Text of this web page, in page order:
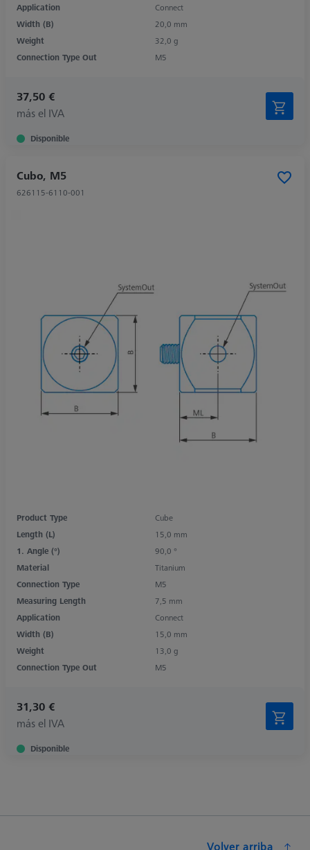
Application
Connect
Width (B)
20,0 mm
Weight
32,0 g
Connection Type Out
M5
37,50 €
más el IVA
Disponible
Cubo, M5
626115-6110-001
Product Type
Cube
Length (L)
15,0 mm
1. Angle (°)
90,0 °
Material
Titanium
Connection Type
M5
Measuring Length
7,5 mm
Application
Connect
Width (B)
15,0 mm
Weight
13,0 g
Connection Type Out
M5
31,30 €
más el IVA
Disponible
Volver arriba